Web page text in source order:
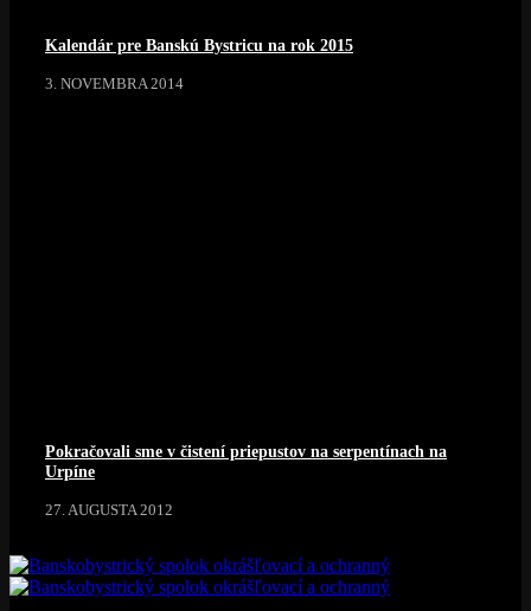
Kalendár pre Banskú Bystricu na rok 2015
3. NOVEMBRA 2014
Pokračovali sme v čistení priepustov na serpentínach na
Urpíne
27. AUGUSTA 2012